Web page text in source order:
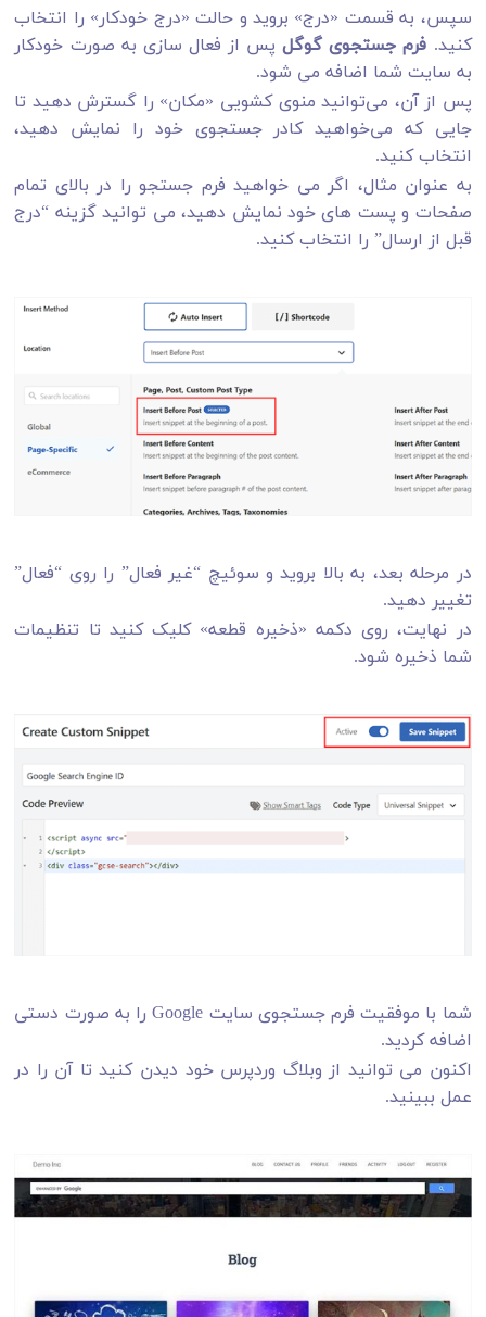
سپس، به قسمت «درج» بروید و حالت «درج خودکار» را انتخاب
کنید. فرم جستجوی گوگلپس از فعال سازی به صورت خودکار
به سایت شما اضافه می شود.
پس از آن، می‌توانید منوی کشویی «مکان» را گسترش دهید تا
جایی که می‌خواهید کادر جستجوی خود را نمایش دهید،
انتخاب کنید.
به عنوان مثال، اگر می خواهید فرم جستجو را در بالای تمام
صفحات و پست های خود نمایش دهید، می توانید گزینه “درج
قبل از ارسال” را انتخاب کنید.
در مرحله بعد، به بالا بروید و سوئیچ “غیر فعال” را روی “فعال”
تغییر دهید.
در نهایت، روی دکمه «ذخیره قطعه» کلیک کنید تا تنظیمات
شما ذخیره شود.
شما با موفقیت فرم جستجوی سایت Google را به صورت دستی
اضافه کردید.
اکنون می توانید از وبلاگ وردپرس خود دیدن کنید تا آن را در
عمل ببینید.